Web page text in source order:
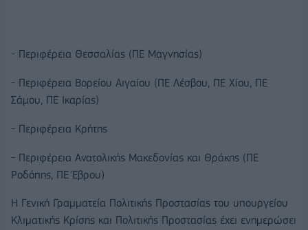
- Περιφέρεια Θεσσαλίας (ΠΕ Μαγνησίας)
- Περιφέρεια Βορείου Αιγαίου (ΠΕ Λέσβου, ΠΕ Χίου, ΠΕ
Σάμου, ΠΕ Ικαρίας)
- Περιφέρεια Κρήτης
- Περιφέρεια Ανατολικής Μακεδονίας και Θράκης (ΠΕ
Ροδόπης, ΠΕ Έβρου)
Η Γενική Γραμματεία Πολιτικής Προστασίας του υπουργείου
Κλιματικής Κρίσης και Πολιτικής Προστασίας έχει ενημερώσει